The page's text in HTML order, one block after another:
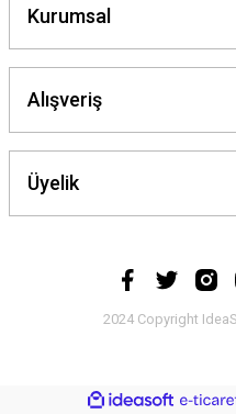
Kurumsal
Alışveriş
Üyelik
2024 Copyright
ideasoft